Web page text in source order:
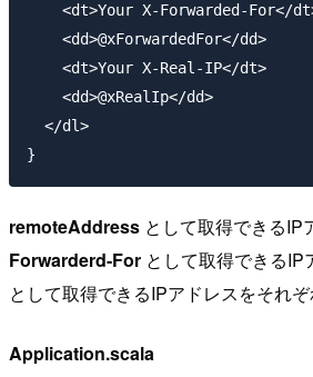
<dt>Your X-Forwarded-For</
    <dd>@xForwardedFor</dd>
    <dt>Your X-Real-IP</dt>
    <dd>@xRealIp</dd>
  </dl>
remoteAddress として取得できるIP
Forwarderd-For として取得できるIP
として取得できるIPアドレスをそれぞ
Application.scala